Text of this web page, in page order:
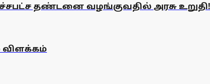
தண்டனை வழங்குவதில் அரசு உறுதி!
விளக்கம்